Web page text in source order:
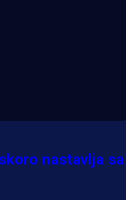
nastavlja sa